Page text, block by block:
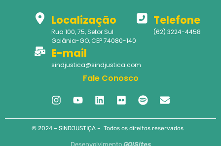
Localização
Rua 100, 75, Setor Sul
Goiânia-GO, CEP 74080-140
Telefone
(62) 3224-4458
E-mail
sindjustica@sindjustica.com
Fale Conosco
© 2024 – SINDJUSTIÇA – Todos os direitos reservados
Desenvolvimento GO!Sites